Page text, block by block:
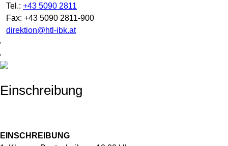
Tel.: +43 5090 2811
Fax: +43 5090 2811-900
direktion@htl-ibk.at
Einschreibung
EINSCHREIBUNG